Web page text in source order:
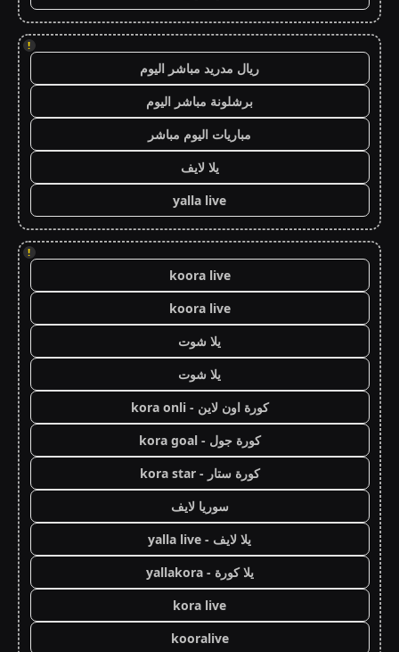
!
ريال مدريد مباشر اليوم
برشلونة مباشر اليوم
مباريات اليوم مباشر
يلا لايف
yalla live
!
koora live
koora live
يلا شوت
يلا شوت
كورة اون لاين - kora onli
كورة جول - kora goal
كورة ستار - kora star
سوريا لايف
يلا لايف - yalla live
يلا كورة - yallakora
kora live
kooralive